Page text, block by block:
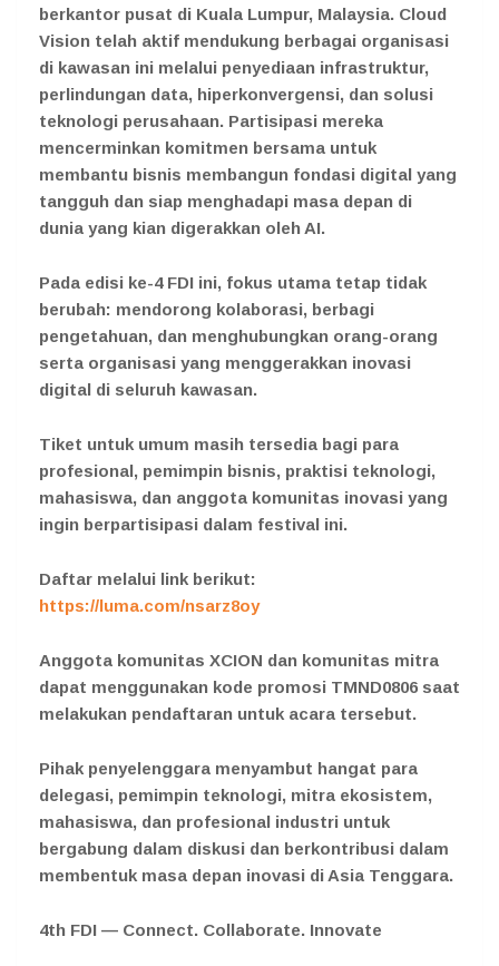
berkantor pusat di Kuala Lumpur, Malaysia. Cloud
Vision telah aktif mendukung berbagai organisasi
di kawasan ini melalui penyediaan infrastruktur,
perlindungan data, hiperkonvergensi, dan solusi
teknologi perusahaan. Partisipasi mereka
mencerminkan komitmen bersama untuk
membantu bisnis membangun fondasi digital yang
tangguh dan siap menghadapi masa depan di
dunia yang kian digerakkan oleh AI.
Pada edisi ke-4 FDI ini, fokus utama tetap tidak
berubah: mendorong kolaborasi, berbagi
pengetahuan, dan menghubungkan orang-orang
serta organisasi yang menggerakkan inovasi
digital di seluruh kawasan.
Tiket untuk umum masih tersedia bagi para
profesional, pemimpin bisnis, praktisi teknologi,
mahasiswa, dan anggota komunitas inovasi yang
ingin berpartisipasi dalam festival ini.
Daftar melalui link berikut:
https://luma.com/nsarz8oy
Anggota komunitas XCION dan komunitas mitra
dapat menggunakan kode promosi TMND0806 saat
melakukan pendaftaran untuk acara tersebut.
Pihak penyelenggara menyambut hangat para
delegasi, pemimpin teknologi, mitra ekosistem,
mahasiswa, dan profesional industri untuk
bergabung dalam diskusi dan berkontribusi dalam
membentuk masa depan inovasi di Asia Tenggara.
4th FDI — Connect. Collaborate. Innovate